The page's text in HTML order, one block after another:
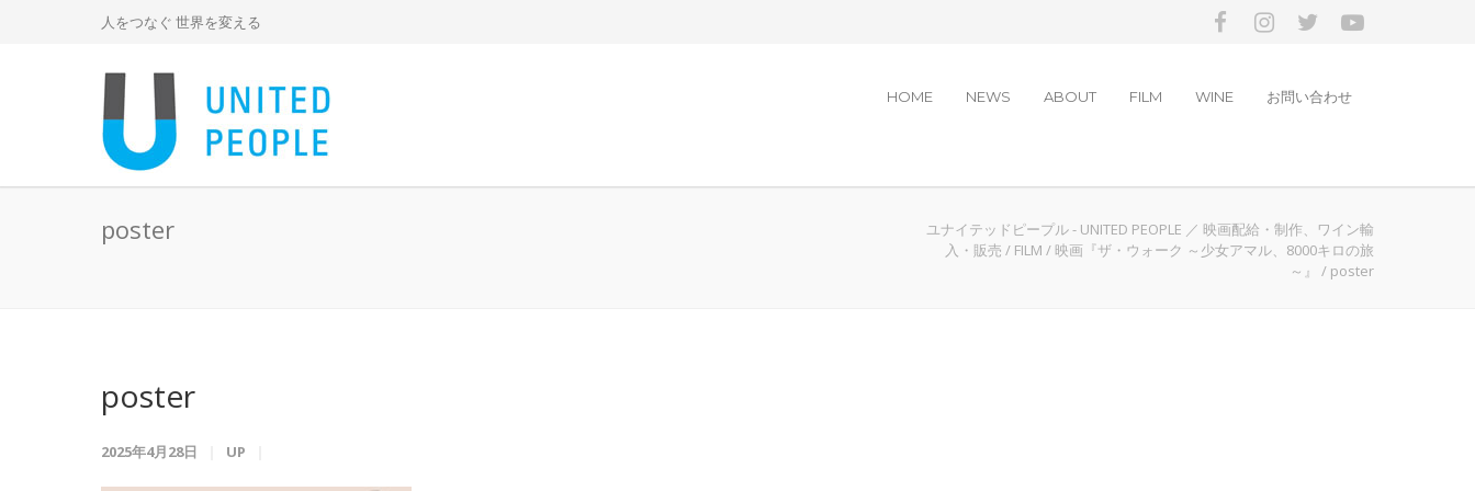
人をつなぐ 世界を変える
HOME NEWS ABOUT FILM WINE お問い合わせ
poster
ユナイテッドピープル - UNITED PEOPLE ／ 映画配給・制作、ワイン輸
入・販売 / FILM /映画『ザ・ウォーク ～少女アマル、8000キロの旅
～』
/ poster
poster
2025年4月28日 UP